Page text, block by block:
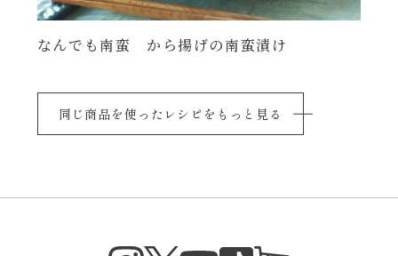
なんでも南蛮 から揚げの南蛮漬け
同じ商品を使ったレシピをもっと見る